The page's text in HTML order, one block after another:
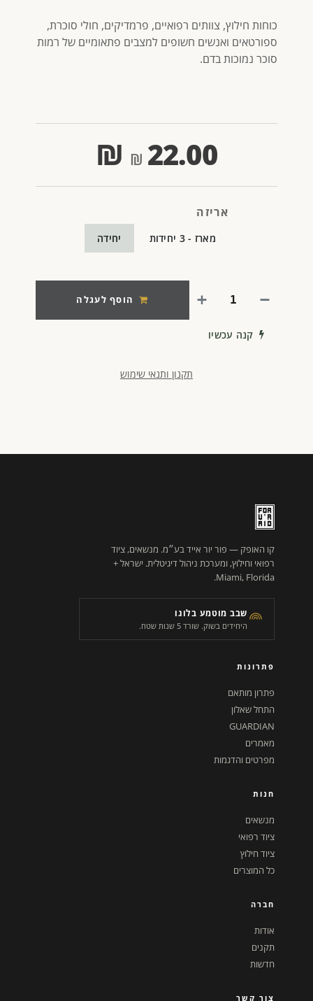
כוחות חילוץ, צוותים רפואיים, פרמדיקים, חולי סוכרת,
ספורטאים ואנשים חשופים למצבים פתאומיים של רמות
סוכר נמוכות בדם.
22.00
₪
אריזה
מארז - 3 יחידות יחידה
הוסף לעגלה
קנה עכשיו
תקנון ותנאי שימוש
קו האופק — פור יור אייד בע״מ. מנשאים, ציוד
רפואי וחילוץ, ומערכת ניהול דיגיטלית. ישראל +
Miami, Florida.
שבב מוטמע בלוגו
היחידים בשוק. שורד 5 שנות שטח.
פתרונות
פתרון מותאם
התחל שאלון
GUARDIAN
מאמרים
מפרטים והדגמות
חנות
מנשאים
ציוד רפואי
ציוד חילוץ
כל המוצרים
חברה
אודות
תקנים
חדשות
צור קשר